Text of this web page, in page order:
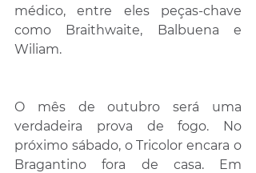
médico, entre eles peças-chave
como Braithwaite, Balbuena e
Wiliam.
O mês de outubro será uma
verdadeira prova de fogo. No
próximo sábado, o Tricolor encara o
Bragantino fora de casa. Em